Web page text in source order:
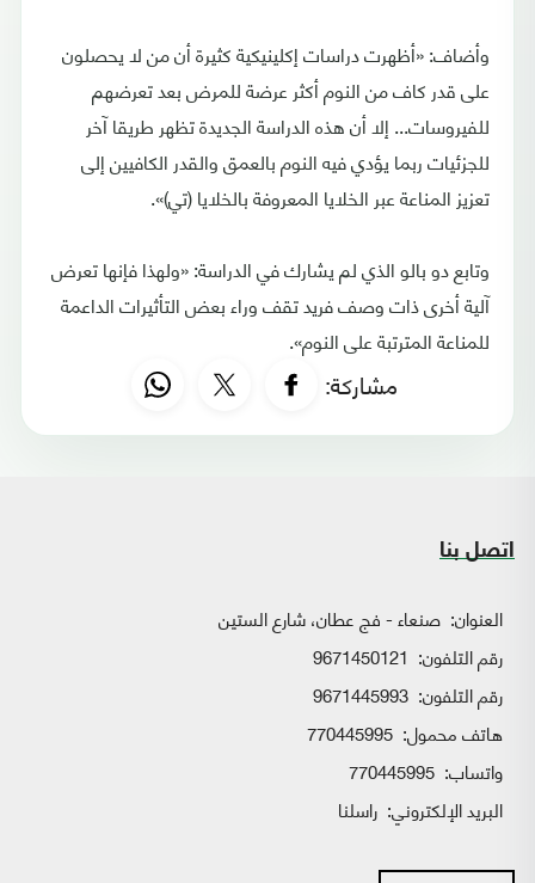
وأضاف: «أظهرت دراسات إكلينيكية كثيرة أن من لا يحصلون
على قدر كاف من النوم أكثر عرضة للمرض بعد تعرضهم
للفيروسات... إلا أن هذه الدراسة الجديدة تظهر طريقا آخر
للجزئيات ربما يؤدي فيه النوم بالعمق والقدر الكافيين إلى
تعزيز المناعة عبر الخلايا المعروفة بالخلايا (تي)».
وتابع دو بالو الذي لم يشارك في الدراسة: «ولهذا فإنها تعرض
آلية أخرى ذات وصف فريد تقف وراء بعض التأثيرات الداعمة
للمناعة المترتبة على النوم».
مشاركة:
اتصل بنا
العنوان: صنعاء - فج عطان، شارع الستين
رقم التلفون: 9671450121
رقم التلفون: 9671445993
هاتف محمول: 770445995
واتساب:
البريد الإلكتروني: راسلنا